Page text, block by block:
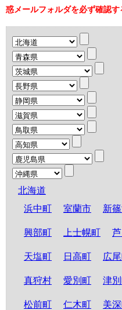
惑メールフォルダを必ず確認す
北海道
浜中町
室蘭市 新
興部町 上士幌町
天塩町 日高町 広
真狩村 愛別町 津
松前町 仁木町 美